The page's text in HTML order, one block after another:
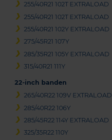
255/40R21 102T EXTRALOAD
255/40R21 102T EXTRALOAD
255/40R21 102Y EXTRALOAD
275/45R21 107Y
285/35R21 105Y EXTRALOAD
315/40R21 111Y
22-inch banden
265/40R22 109V EXTRALOAD
285/40R22 106Y
285/45R22 114Y EXTRALOAD
325/35R22 110Y